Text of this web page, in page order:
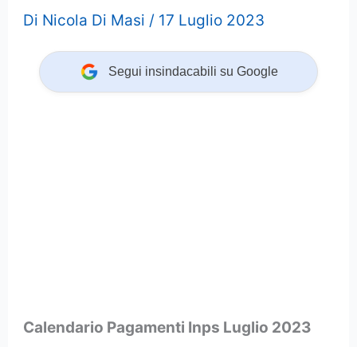
Di Nicola Di Masi / 17 Luglio 2023
Segui insindacabili su Google
Calendario Pagamenti Inps Luglio 2023